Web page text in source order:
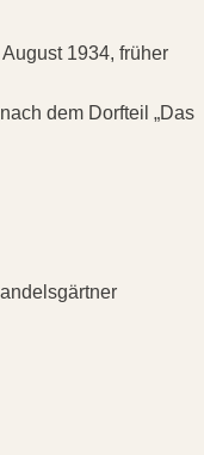
1934, früher
dem Dorfteil „Das